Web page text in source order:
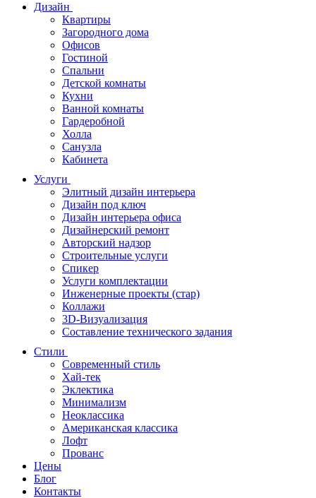
Дизайн
Квартиры
Загородного дома
Офисов
Гостиной
Спальни
Детской комнаты
Кухни
Ванной комнаты
Гардеробной
Холла
Санузла
Кабинета
Услуги
Элитный дизайн интерьера
Дизайн под ключ
Дизайн интерьера офиса
Дизайнерский ремонт
Авторский надзор
Строительные услуги
Спикер
Услуги комплектации
Инженерные проекты (стар)
Коллажи
3D-Визуализация
Составление технического задания
Стили
Современный стиль
Хай-тек
Эклектика
Минимализм
Неоклассика
Американская классика
Лофт
Прованс
Цены
Блог
Контакты